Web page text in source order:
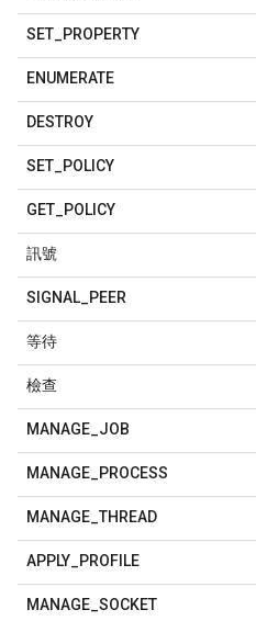
SET PROPERTY
ENUMERATE
DESTROY
SET POLICY
GET POLICY
訊號
SIGNAL PEER
等待
檢查
MANAGE JOB
MANAGE PROCESS
MANAGE THREAD
APPLY PROFILE
MANAGE SOCKET